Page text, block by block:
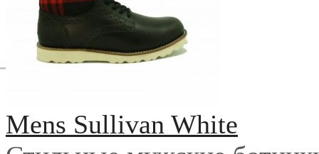
Mens Sullivan White